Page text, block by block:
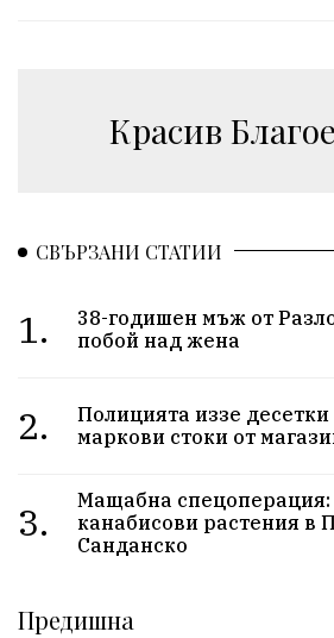
Красив
СВЪРЗАНИ СТАТИИ
1.
38-годишен мъж от
побой над жена
2.
Полицията иззе
маркови стоки от
3.
Мащабна спецоперация:
канабисови растения в
Санданско
Предишна